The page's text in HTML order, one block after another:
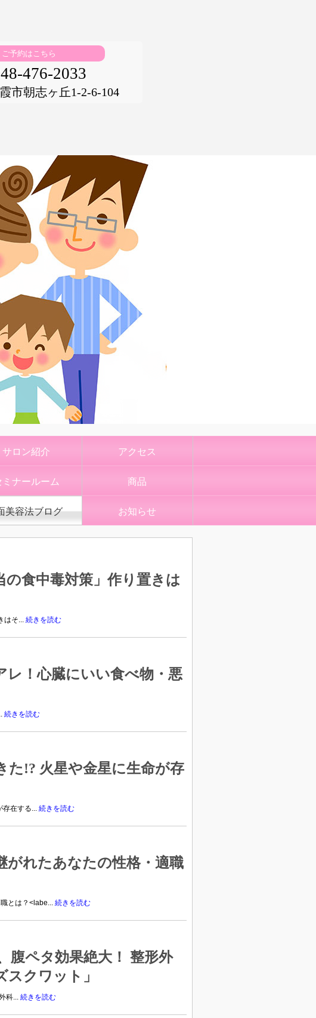
ご予約はこちら
476-2033
市朝志ヶ丘1-2-6-104
サロン紹介 アクセス
ミナールーム 商品
美容法ブログ お知らせ
食中毒対策」作り置きは
はそ... 続きを読む
！心臓にいい食べ物・悪
続きを読む
た!? 火星や金星に生命が存
在する... 続きを読む
がれたあなたの性格・適職
とは？<labe... 続きを読む
腹ペタ効果絶大！ 整形外
クワット」
科... 続きを読む